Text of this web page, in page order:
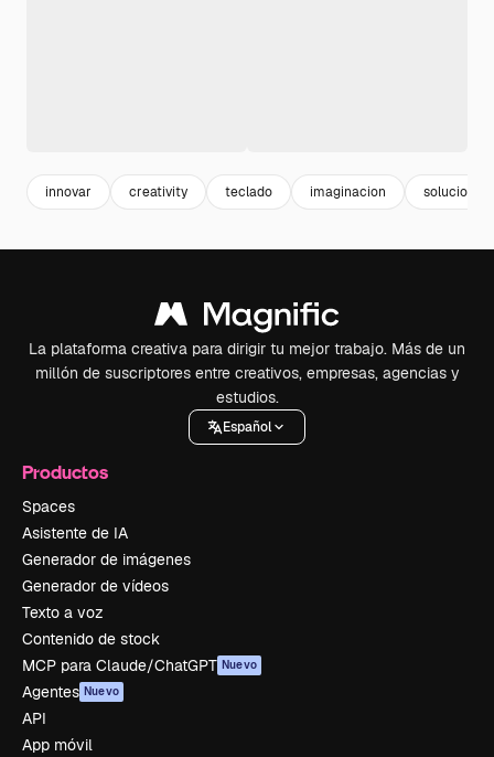
innovar creativity teclado imaginacion solucion
La plataforma creativa para dirigir tu mejor trabajo. Más de un
millón de suscriptores entre creativos, empresas, agencias y
estudios.
Español
Productos
Spaces
Asistente de IA
Generador de imágenes
Generador de vídeos
Texto a voz
Contenido de stock
MCP para Claude/ChatGPT Nuevo
Agentes Nuevo
API
App móvil